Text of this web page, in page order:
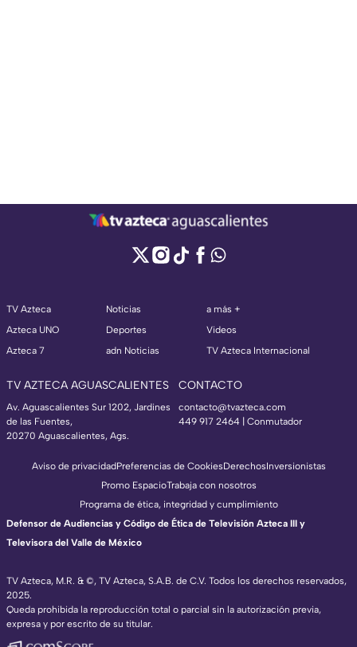
TV Azteca
Azteca UNO
Azteca 7
Noticias
Deportes
adn Noticias
a más +
Videos
TV Azteca Internacional
TV AZTECA AGUASCALIENTES
Av. Aguascalientes Sur 1202, Jardines
de las Fuentes,
20270 Aguascalientes, Ags.
CONTACTO
contacto@tvazteca.com
449 917 2464 | Conmutador
TV Azteca, M.R. & ©, TV Azteca, S.A.B. de C.V. Todos los derechos reservados,
2025.
Queda prohibida la reproducción total o parcial sin la autorización previa,
expresa y por escrito de su titular.
Aviso de privacidadPreferencias de CookiesDerechosInversionistas
Promo EspacioTrabaja con nosotros
Programa de ética, integridad y cumplimiento
Defensor de Audiencias y Código de Ética de Televisión Azteca III y
Televisora del Valle de México